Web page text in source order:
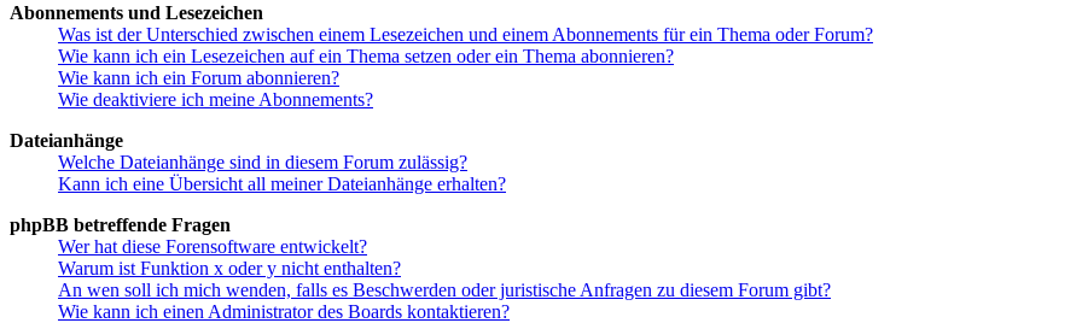
Abonnements und Lesezeichen
Was ist der Unterschied zwischen einem Lesezeichen und einem Abonnements für ein Thema oder Forum?
Wie kann ich ein Lesezeichen auf ein Thema setzen oder ein Thema abonnieren?
Wie kann ich ein Forum abonnieren?
Wie deaktiviere ich meine Abonnements?
Dateianhänge
Welche Dateianhänge sind in diesem Forum zulässig?
Kann ich eine Übersicht all meiner Dateianhänge erhalten?
phpBB betreffende Fragen
Wer hat diese Forensoftware entwickelt?
Warum ist Funktion x oder y nicht enthalten?
An wen soll ich mich wenden, falls es Beschwerden oder juristische Anfragen zu diesem Forum gibt?
Wie kann ich einen Administrator des Boards kontaktieren?